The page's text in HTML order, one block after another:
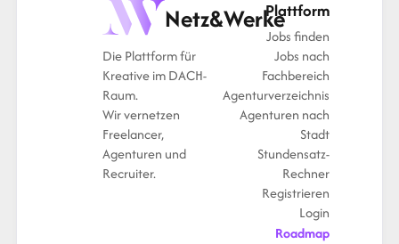
Netz&Werke
Die Plattform für
Kreative im DACH-
Raum.
Wir vernetzen
Freelancer,
Agenturen und
Recruiter.
Plattform
Jobs finden
Jobs nach
Fachbereich
Agenturverzeichnis
Agenturen nach
Stadt
Stundensatz-
Rechner
Registrieren
Login
Roadmap